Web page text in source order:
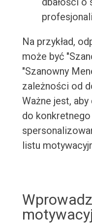
Na przykład,
może być
"Szanowny
zależności od
Ważne jest,
do
listu